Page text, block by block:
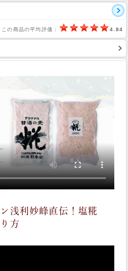
この商品の平均評価： 4.84
浅利妙峰直伝！塩糀
方